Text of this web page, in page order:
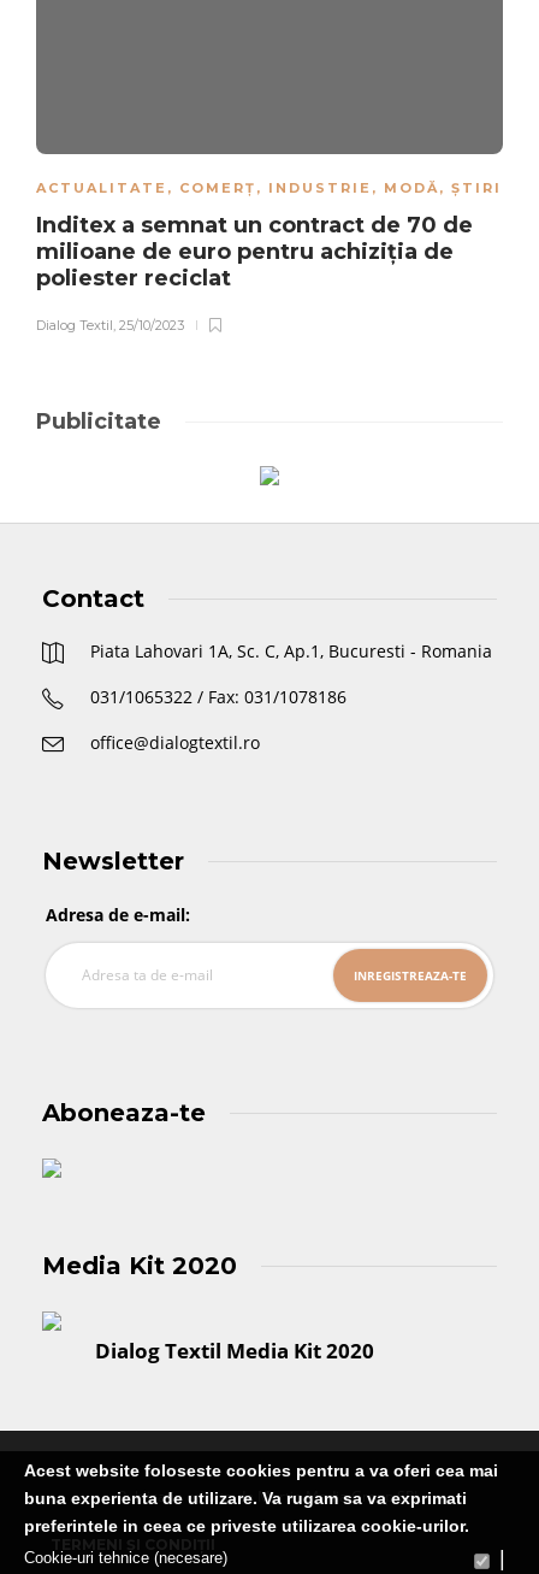
ACTUALITATE , COMERȚ , INDUSTRIE , MODĂ, ȘTIRI
Inditex a semnat un contract de 70 de
milioane de euro pentru achiziția de
poliester reciclat
Dialog Textil, 25/10/2023
Publicitate
Contact
Piata Lahovari 1A, Sc. C, Ap.1, Bucuresti - Romania
031/1065322 / Fax: 031/1078186
office@dialogtextil.ro
Newsletter
Adresa de e-mail:
Aboneaza-te
Media Kit 2020
Dialog Textil Media Kit 2020
Publicatie editata de Martin Media Group SRL
Acest website foloseste cookies pentru a va oferi cea mai
buna experienta de utilizare. Va rugam sa va exprimati
preferintele in ceea ce priveste utilizarea cookie-urilor.
Cookie-uri tehnice (necesare)